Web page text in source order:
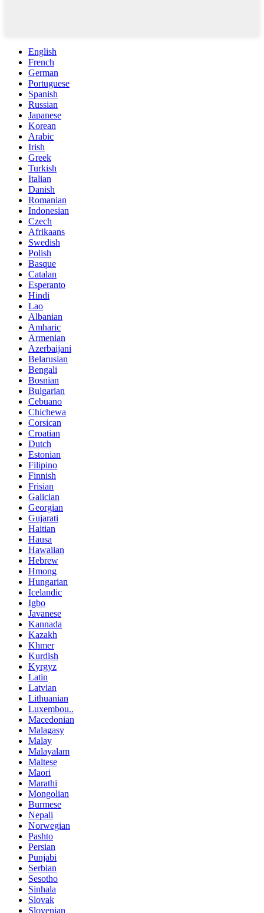
English
French
German
Portuguese
Spanish
Russian
Japanese
Korean
Arabic
Irish
Greek
Turkish
Italian
Danish
Romanian
Indonesian
Czech
Afrikaans
Swedish
Polish
Basque
Catalan
Esperanto
Hindi
Lao
Albanian
Amharic
Armenian
Azerbaijani
Belarusian
Bengali
Bosnian
Bulgarian
Cebuano
Chichewa
Corsican
Croatian
Dutch
Estonian
Filipino
Finnish
Frisian
Galician
Georgian
Gujarati
Haitian
Hausa
Hawaiian
Hebrew
Hmong
Hungarian
Icelandic
Igbo
Javanese
Kannada
Kazakh
Khmer
Kurdish
Kyrgyz
Latin
Latvian
Lithuanian
Luxembou..
Macedonian
Malagasy
Malay
Malayalam
Maltese
Maori
Marathi
Mongolian
Burmese
Nepali
Norwegian
Pashto
Persian
Punjabi
Serbian
Sesotho
Sinhala
Slovak
Slovenian